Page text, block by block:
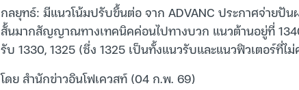
กลยุทธ์: มีแนวโน้มปรับขึ้นต่อ จาก ADVANC ประกาศจ่ายปัน
สั้นมากสัญญาณทางเทคนิคค่อนไปทางบวก แนวต้านอยู่ที่
รับ 1330, 1325 (ซึ่ง 1325 เป็นทั้งแนวรับและแนวฟิวเตอร์ที่ไ
โดย สำนักข่าวอินโฟเควสท์ (04 ก.พ. 69)